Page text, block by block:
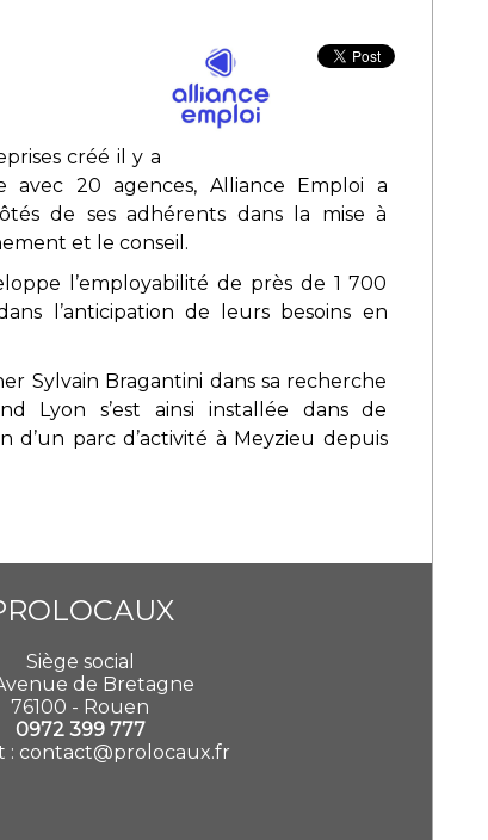
créé il y a
20 agences, Alliance Emploi a
de ses adhérents dans la mise à
et le conseil.
l’employabilité de près de 1 700
l’anticipation de leurs besoins en
Sylvain Bragantini dans sa recherche
Lyon s’est ainsi installée dans de
d’un parc d’activité à Meyzieu depuis
Siège social
de Bretagne
76100 - Rouen
0972 399 777
: contact@prolocaux.fr